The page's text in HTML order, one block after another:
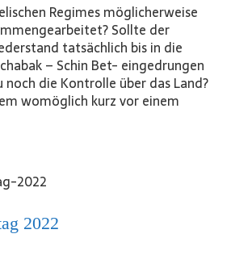
Regimes möglicherweise
Sollte der
tatsächlich bis in die
– Schin Bet- eingedrungen
noch die Kontrolle über das Land?
womöglich kurz vor einem
2022